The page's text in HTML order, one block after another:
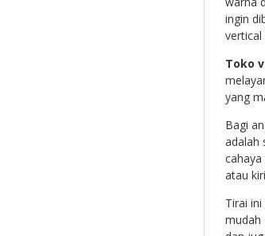
ingin
vertical
Toko
yang
Bagi
adalah
atau
Tirai
mudah